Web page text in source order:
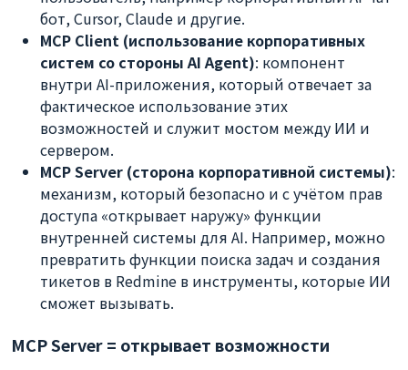
бот, Cursor, Claude и другие.
MCP Client (использование корпоративных
систем со стороны AI Agent): компонент
внутри AI-приложения, который отвечает за
фактическое использование этих
возможностей и служит мостом между ИИ и
сервером.
MCP Server (сторона корпоративной системы):
механизм, который безопасно и с учётом прав
доступа «открывает наружу» функции
внутренней системы для AI. Например, можно
превратить функции поиска задач и создания
тикетов в Redmine в инструменты, которые ИИ
сможет вызывать.
MCP Server = открывает возможности